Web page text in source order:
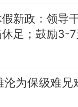
新政：领导
足；鼓励3-7
途度假模式
沦为保级难